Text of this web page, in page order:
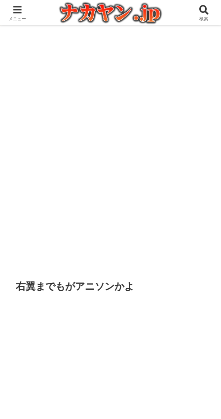
アウトドアとガジェット好きな管理人の愉快な日々を綴るブログ
右翼までもがアニソンかよ
メニュー 検索